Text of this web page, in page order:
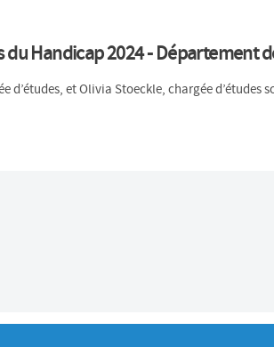
du Handicap 2024 - Département
et Olivia Stoeckle, chargée d’études